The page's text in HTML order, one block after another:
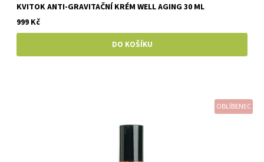
KVITOK ANTI-GRAVITAČNÍ KRÉM WELL AGING 30 ML
999 Kč
OBLÍBENEC